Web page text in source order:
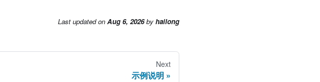
Last updatedon Aug 6, 2026by hailong
Next
示例说明